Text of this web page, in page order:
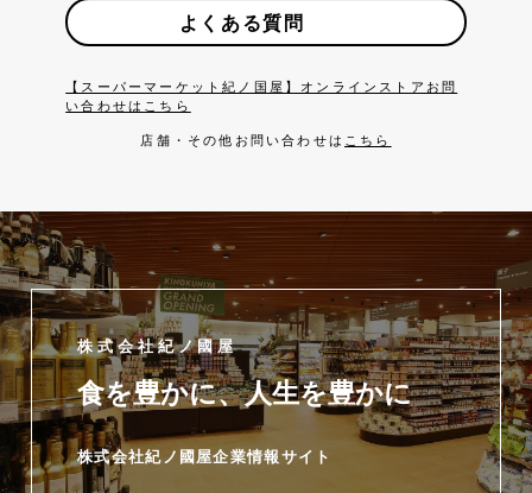
よくある質問
【スーパーマーケット紀ノ国屋】オンラインストアお問
い合わせはこちら
店舗・その他お問い合わせは こちら
株式会社紀ノ國屋
食を豊かに、人生を豊かに
株式会社紀ノ國屋企業情報サイト